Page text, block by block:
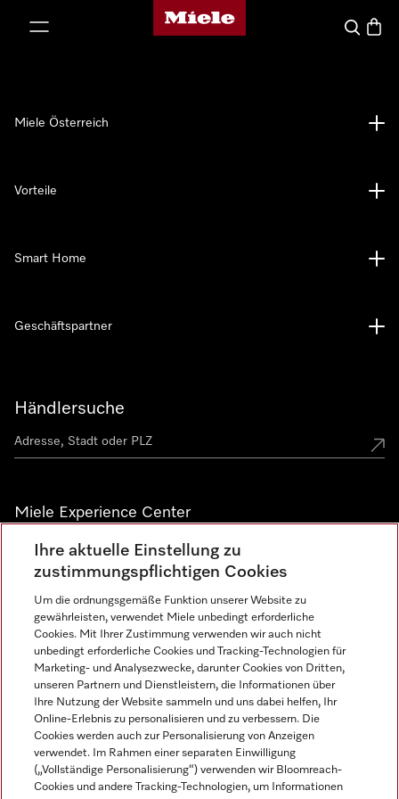
Miele-Homepage
Suche
Händlersuche
Miele Experience Center
Alle Miele Experience Center anzeigen
Newsletter
Miele Österreich
Vorteile
Smart Home
Geschäftspartner
Miele auf Instagram
Miele auf Facebook
Miele auf Youtube
Ihre aktuelle Einstellung zu
zustimmungspflichtigen Cookies
Um die ordnungsgemäße Funktion unserer Website zu
gewährleisten, verwendet Miele unbedingt erforderliche
Cookies. Mit Ihrer Zustimmung verwenden wir auch nicht
unbedingt erforderliche Cookies und Tracking-Technologien für
Marketing- und Analysezwecke, darunter Cookies von Dritten,
unseren Partnern und Dienstleistern, die Informationen über
Ihre Nutzung der Website sammeln und uns dabei helfen, Ihr
Online-Erlebnis zu personalisieren und zu verbessern. Die
Cookies werden auch zur Personalisierung von Anzeigen
verwendet. Im Rahmen einer separaten Einwilligung
(„Vollständige Personalisierung“) verwenden wir Bloomreach-
Cookies und andere Tracking-Technologien, um Informationen